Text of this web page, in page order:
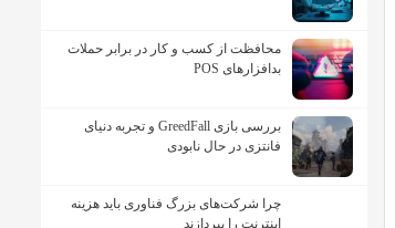
محافظت از کسب و کار در برابر حملات
بدافزارهای POS
بررسی بازی GreedFall و تجربه دنیای
فانتزی در حال نابودی
چرا شرکت‌های بزرگ فناوری باید هزینه
اینترنت را بپردازند